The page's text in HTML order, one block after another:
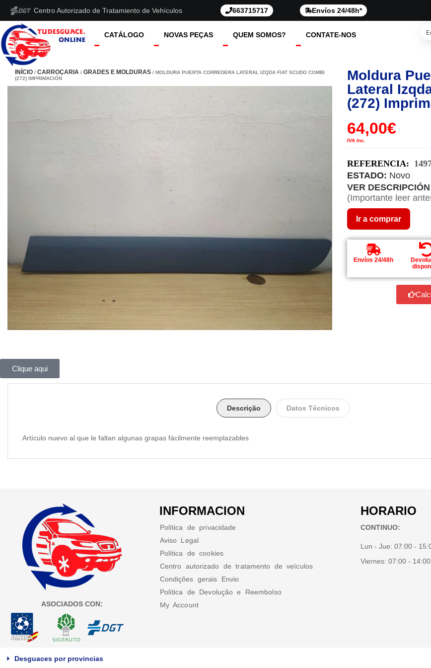
Centro Autorizado de Tratamiento de Vehículos 663715717 Envíos 24/48h*
CATÁLOGO NOVAS PEÇAS QUEM SOMOS? CONTATE-NOS
INÍCIO / CARROÇARIA / GRADES E MOLDURAS / MOLDURA PUERTA CORREDERA LATERAL IZQDA FIAT SCUDO COMBI
(272) IMPRIMACIÓN
Moldura
Lateral
(272)
64,00€
IVA Inc.
REFERENCIA:
ESTADO: Novo
VER
(Importante leer
Ir a comprar
Envíos 24/48h
Clique aqui
Descrição Datos Técnicos
Artículo nuevo al que le faltan algunas grapas fácilmente reemplazables
ASOCIADOS CON:
INFORMACION
Política de privacidade
Aviso Legal
Política de cookies
Centro autorizado de tratamento de veículos
Condições gerais Envio
Política de Devolução e Reembolso
My Account
HORARIO
CONTINUO:
Lun - Jue:07:00 -
Viernes:07:00 - 14:00
Desguaces por provincias